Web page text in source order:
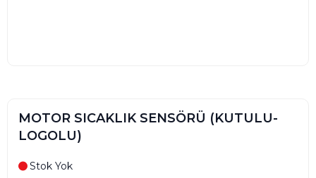
MOTOR SICAKLIK SENSÖRÜ (KUTULU-
LOGOLU)
Stok Yok